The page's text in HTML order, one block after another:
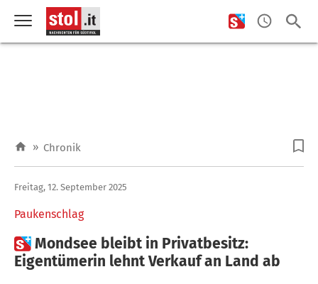
» Chronik
Paukenschlag
Freitag, 12. September 2025
Mondsee bleibt in Privatbesitz:
Eigentümerin lehnt Verkauf an Land ab